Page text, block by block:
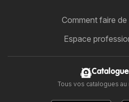
Comment faire de
Espace
Tous vos catalogues